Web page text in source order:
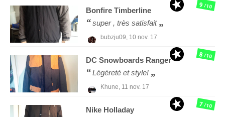
Bonfire Timberline
super , très satisfait
bubzju09, 10 nov. 17
9/10
DC Snowboards Ranger
Légèreté et style!
Khune, 11 nov. 17
8/10
Nike Holladay
7/10